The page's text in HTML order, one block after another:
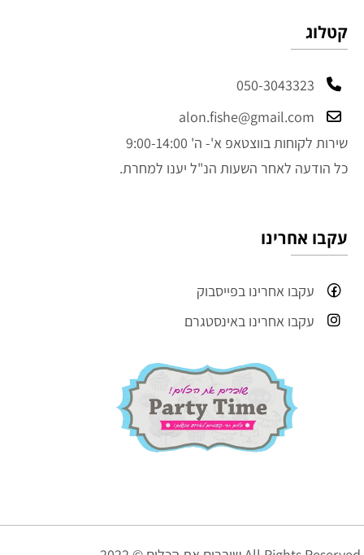
קטלוג
050-3043323
alon.fishe@gmail.com
שירות לקוחות בווצטאפ א'- ה' 9:00-14:00
כל הודעה לאחר השעות הנ"ל יענו למחרת.
עקבו אחרינו
עקבו אחרינו בפייסבוק
עקבו אחרינו באינסטגרם